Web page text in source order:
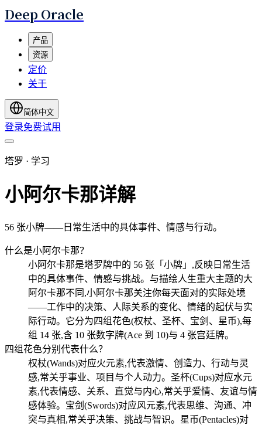
Deep Oracle
产品
资源
定价
关于
简体中文
登录免费试用
塔罗 · 学习
小阿尔卡那详解
56 张小牌——日常生活中的具体事件、情感与行动。
什么是小阿尔卡那？
小阿尔卡那是塔罗牌中的 56 张「小牌」,反映日常生活
中的具体事件、情感与挑战。与描绘人生重大主题的大
阿尔卡那不同,小阿尔卡那关注你每天面对的实际处境
——工作中的决策、人际关系的变化、情绪的起伏与实
际行动。它分为四组花色(权杖、圣杯、宝剑、星币),每
组 14 张,含 10 张数字牌(Ace 到 10)与 4 张宫廷牌。
四组花色分别代表什么？
权杖(Wands)对应火元素,代表激情、创造力、行动与灵
感,常关乎事业、项目与个人动力。圣杯(Cups)对应水元
素,代表情感、关系、直觉与内心,常关乎爱情、友谊与情
感体验。宝剑(Swords)对应风元素,代表思维、沟通、冲
突与真相,常关乎决策、挑战与智识。星币(Pentacles)对